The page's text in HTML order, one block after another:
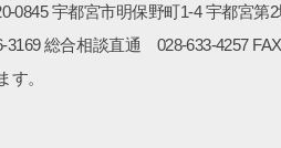
0845 宇都宮市明保野町1-4 宇都宮
3169 総合相談直通 028-633-4257
ます。